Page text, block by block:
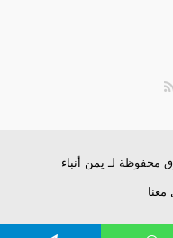
يمن أنباء